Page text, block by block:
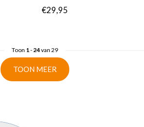
€29,95
Toon 1-24van 29
TOON MEER